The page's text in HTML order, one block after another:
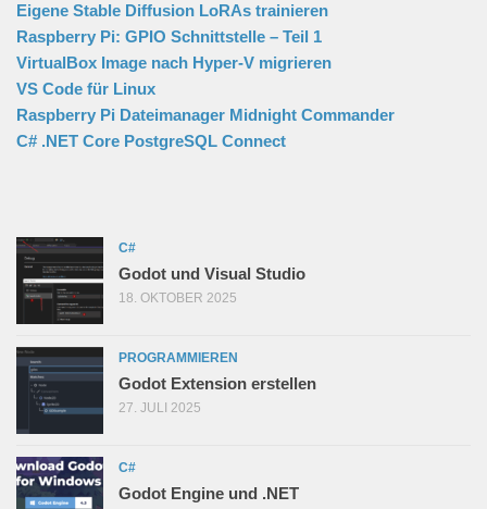
Eigene Stable Diffusion LoRAs trainieren
Raspberry Pi: GPIO Schnittstelle – Teil 1
VirtualBox Image nach Hyper-V migrieren
VS Code für Linux
Raspberry Pi Dateimanager Midnight Commander
C# .NET Core PostgreSQL Connect
C#
Godot und Visual Studio
18. OKTOBER 2025
PROGRAMMIEREN
Godot Extension erstellen
27. JULI 2025
C#
Godot Engine und .NET